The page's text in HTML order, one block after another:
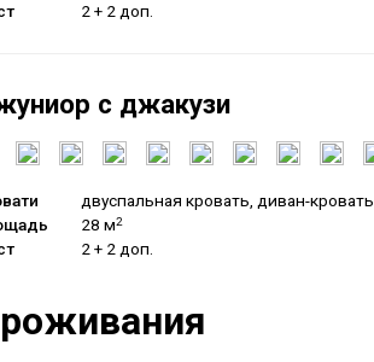
2 + 2 доп.
с джакузи
двуспальная кровать, диван-кровать
28 м2
2 + 2 доп.